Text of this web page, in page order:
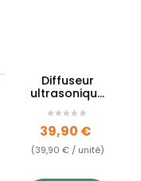
Diffuseur
ultrasonique
Zen - 200ml
Prix
39,90 €
(39,90 € / unité)